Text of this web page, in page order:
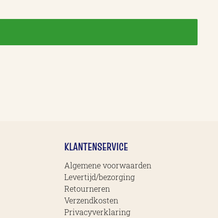
KLANTENSERVICE
Algemene voorwaarden
Levertijd/bezorging
Retourneren
Verzendkosten
Privacyverklaring